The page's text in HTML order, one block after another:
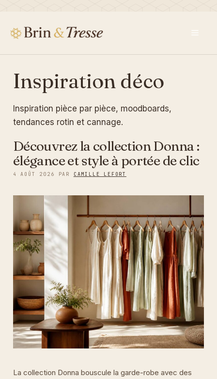
contenu
Menu
Inspiration déco
Inspiration pièce par pièce, moodboards,
tendances rotin et cannage.
Découvrez la collection Donna :
élégance et style à portée de clic
4 AOÛT 2026 PAR CAMILLE LEFORT
La collection Donna bouscule la garde-robe avec des